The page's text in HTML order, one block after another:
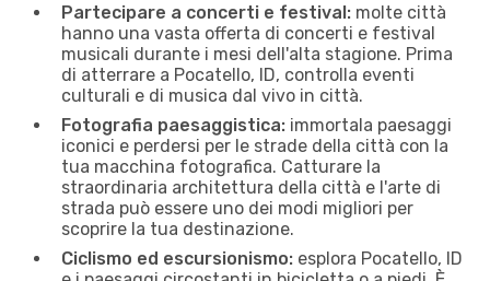
Partecipare a concerti e festival: molte città
hanno una vasta offerta di concerti e festival
musicali durante i mesi dell'alta stagione. Prima
di atterrare a Pocatello, ID, controlla eventi
culturali e di musica dal vivo in città.
Fotografia paesaggistica: immortala paesaggi
iconici e perdersi per le strade della città con la
tua macchina fotografica. Catturare la
straordinaria architettura della città e l'arte di
strada può essere uno dei modi migliori per
scoprire la tua destinazione.
Ciclismo ed escursionismo: esplora Pocatello, ID